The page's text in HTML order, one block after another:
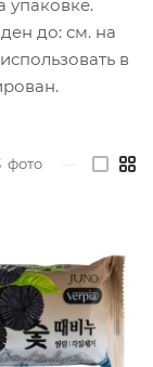
упаковке.
до: см. на
в
фото